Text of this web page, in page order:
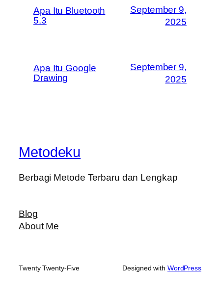
Apa Itu Bluetooth
5.3
September 9,
2025
Apa Itu Google
Drawing
September 9,
2025
Metodeku
Berbagi Metode Terbaru dan Lengkap
Blog
About Me
Twenty Twenty-Five Designed with WordPress